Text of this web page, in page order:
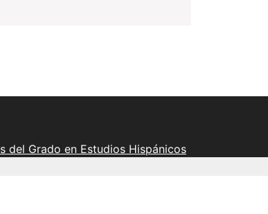
del Grado en Estudios Hispánicos